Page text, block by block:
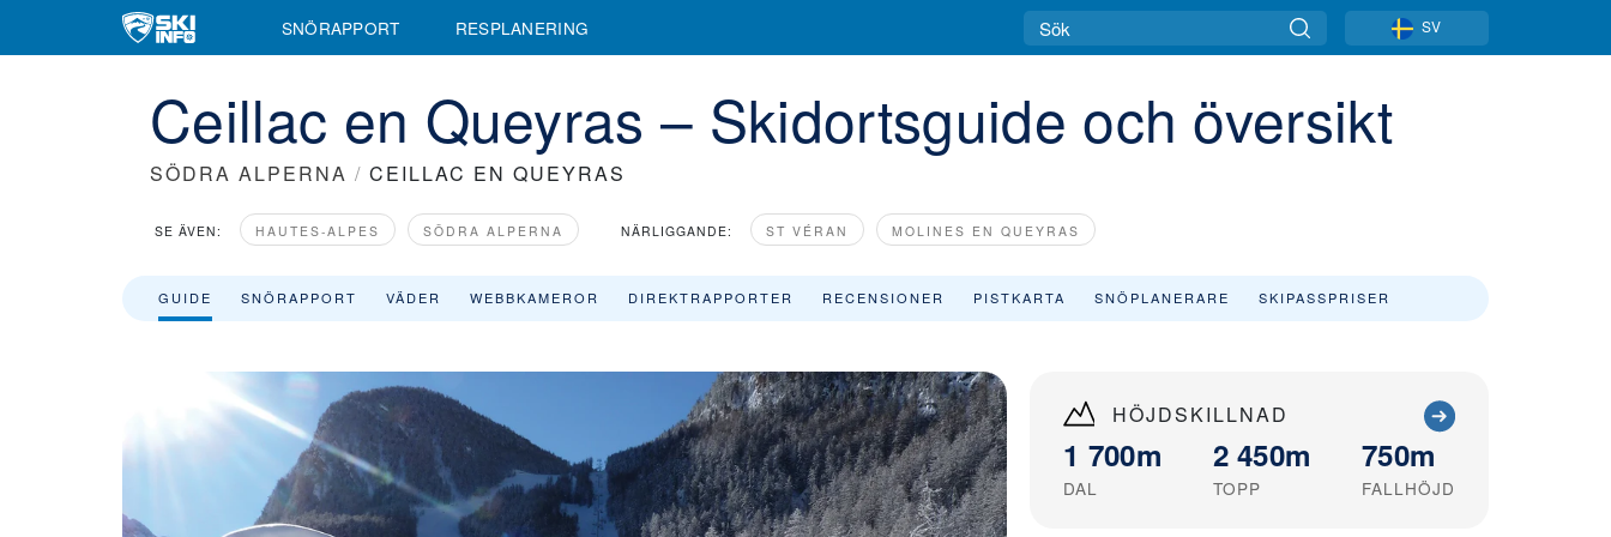
SNÖRAPPORT RESPLANERING SV
Ceillac en Queyras – Skidortsguide och översikt
SÖDRA ALPERNA / CEILLAC EN QUEYRAS
SE ÄVEN: HAUTES-ALPES SÖDRA ALPERNA NÄRLIGGANDE: ST VÉRAN MOLINES EN QUEYRAS
GUIDE SNÖRAPPORT VÄDER WEBBKAMEROR DIREKTRAPPORTER RECENSIONER PISTKARTA SNÖPLANERARE SKIPASSPRISER
HÖJDSKILLNAD
1 700m
DAL
2 450m
TOPP
750m
FALLHÖJD
Information om Ceillac en Queyras Skidort med skidliftar, liftkort, skidområden, recensioner & skidortens profil